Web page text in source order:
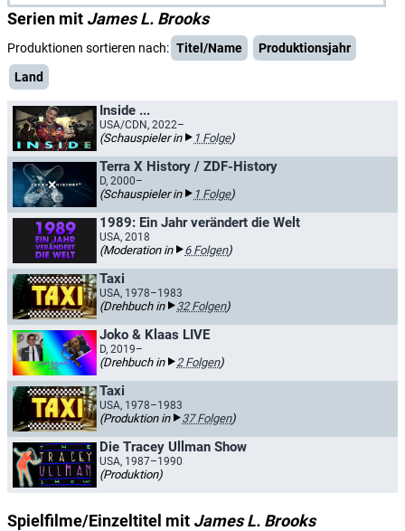
Serien mit James L. Brooks
Produktionen sortieren nach: Titel/Name
Produktionsjahr
Land
Inside ...
USA/CDN, 2022–
(Schauspieler in 1 Folge)
Terra X History / ZDF-History
D, 2000–
(Schauspieler in 1 Folge)
1989: Ein Jahr verändert die Welt
USA, 2018
(Moderation in 6 Folgen)
Taxi
USA, 1978–1983
(Drehbuch in 32 Folgen)
Joko & Klaas LIVE
D, 2019–
(Drehbuch in 2 Folgen)
Taxi
USA, 1978–1983
(Produktion in 37 Folgen)
Die Tracey Ullman Show
USA, 1987–1990
(Produktion)
Spielfilme/Einzeltitel mit James L. Brooks